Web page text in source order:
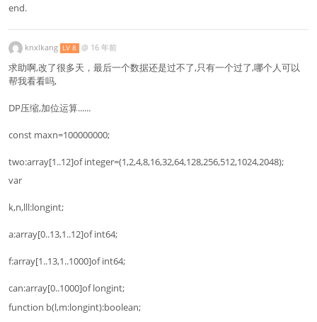
end.
knxlkang LV 8 @ 16 年前
求助啊,改了很多天，最后一个数据还是过不了,只有一个过了,哪个人可以
帮我看看吗,
DP压缩,加位运算......
const maxn=100000000;
two:array[1..12]of integer=(1,2,4,8,16,32,64,128,256,512,1024,2048);
var
k,n,lll:longint;
a:array[0..13,1..12]of int64;
f:array[1..13,1..1000]of int64;
can:array[0..1000]of longint;
function b(l,m:longint):boolean;